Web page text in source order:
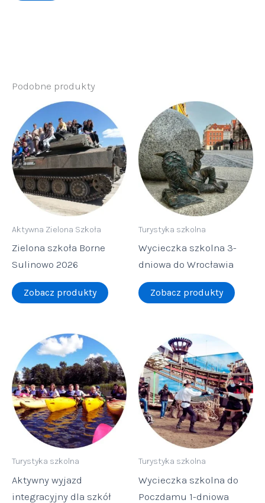
Podobne produkty
Aktywna Zielona Szkoła
Zielona szkoła Borne
Sulinowo 2026
Zobacz produkty
Turystyka szkolna
Wycieczka szkolna 3-
dniowa do Wrocławia
Zobacz produkty
Turystyka szkolna
Aktywny wyjazd
integracyjny dla szkół
Turystyka szkolna
Wycieczka szkolna do
Poczdamu 1-dniowa